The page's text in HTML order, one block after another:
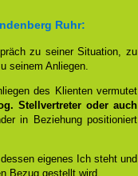
Ruhr:
zu seiner Situation, zu
seinem Anliegen.
des Klienten vermutet
Stellvertreter oder auch
in Beziehung positioniert
eigenes Ich steht und
Bezug gestellt wird.